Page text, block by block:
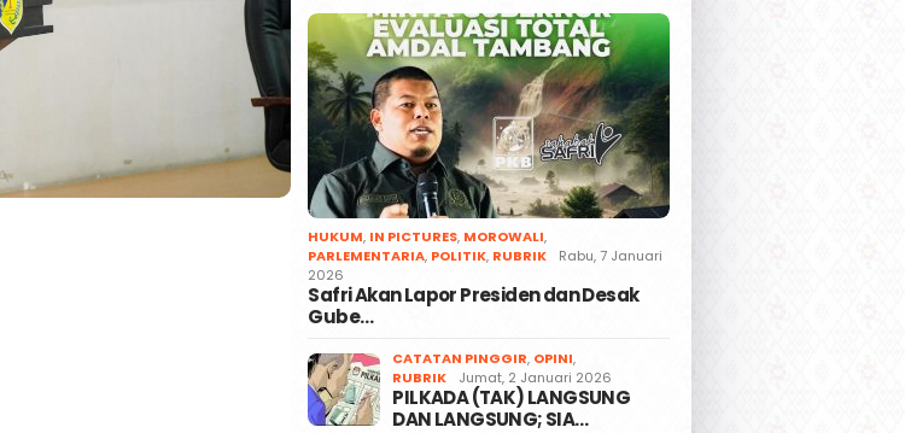
HUKUM, IN PICTURES, MOROWALI,
PARLEMENTARIA, POLITIK, RUBRIK
Rabu, 7 Januari
2026
Safri Akan Lapor Presiden dan Desak
Gube…
CATATAN PINGGIR, OPINI,
RUBRIK
Jumat, 2 Januari 2026
PILKADA (TAK) LANGSUNG
DAN LANGSUNG; SIA…